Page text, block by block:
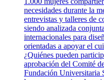
necesidades durante la
entrevistas y talleres de
siendo analizada
internacionales para
orientadas a apoyar el
¿Quiénes pueden
aprobación del Comité
Fundación Universitaria